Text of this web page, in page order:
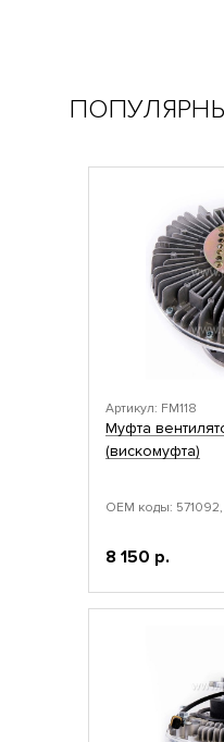
Артикул: FM118
Муфта
(вискомуфта)
ОЕМ коды: 571092,
8 150 р.